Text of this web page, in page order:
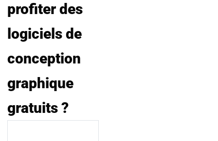
profiter des
logiciels de
conception
graphique
gratuits ?